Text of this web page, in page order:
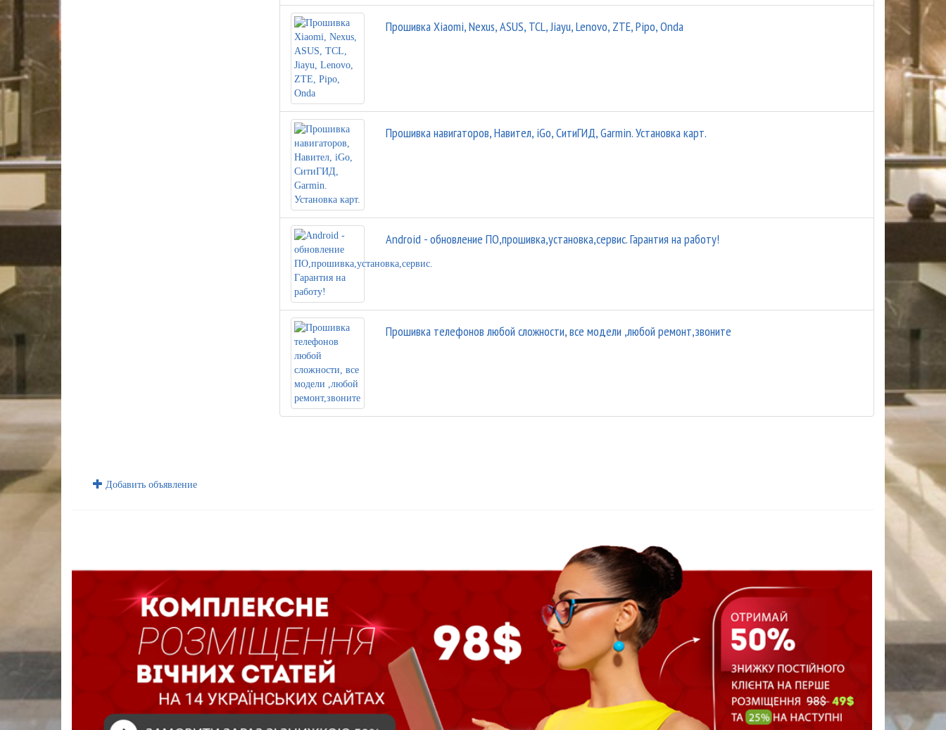
Прошивка Xiaomi, Nexus, ASUS, TCL, Jiayu, Lenovo, ZTE, Pipo, Onda
Прошивка навигаторов, Навител, iGo, СитиГИД, Garmin. Установка карт.
Android - обновление ПО,прошивка,установка,сервис. Гарантия на работу!
Прошивка телефонов любой сложности, все модели ,любой ремонт,звоните
Добавить объявление